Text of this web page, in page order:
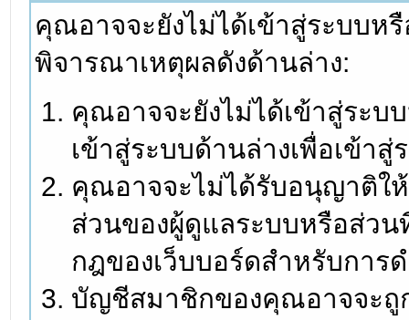
คุณอาจจะยังไม่ได้เข้าสู่ระบบ
พิจารณาเหตุผลดังด้านล่าง:
คุณอาจจะยังไม่ได้เข้าสู่ระบ
เข้าสู่ระบบด้านล่างเพื่อเข้า
คุณอาจจะไม่ได้รับอนุญาติใ
ส่วนของผู้ดูแลระบบหรือส่ว
กฎของเว็บบอร์ดสำหรับการ
บัญชีสมาชิกของคุณอาจจะถู